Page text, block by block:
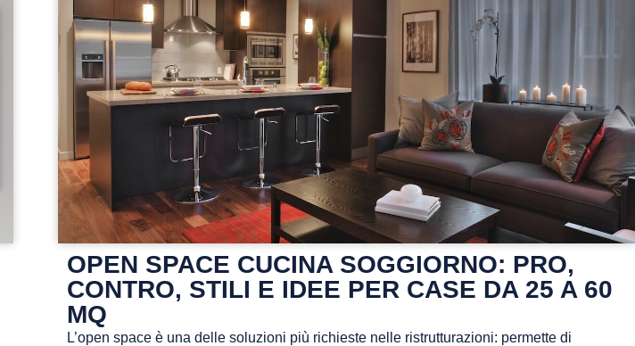
OPEN SPACE CUCINA SOGGIORNO: PRO,
CONTRO, STILI E IDEE PER CASE DA 25 A 60
MQ
L’open space è una delle soluzioni più richieste nelle ristrutturazioni: permette di